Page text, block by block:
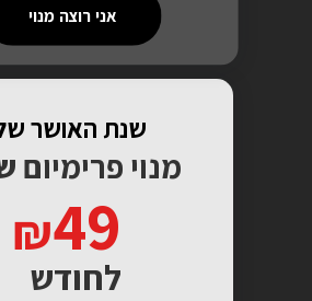
אני רוצה מנוי
שנת האושר
מנוי פרימיום
49
לחודש